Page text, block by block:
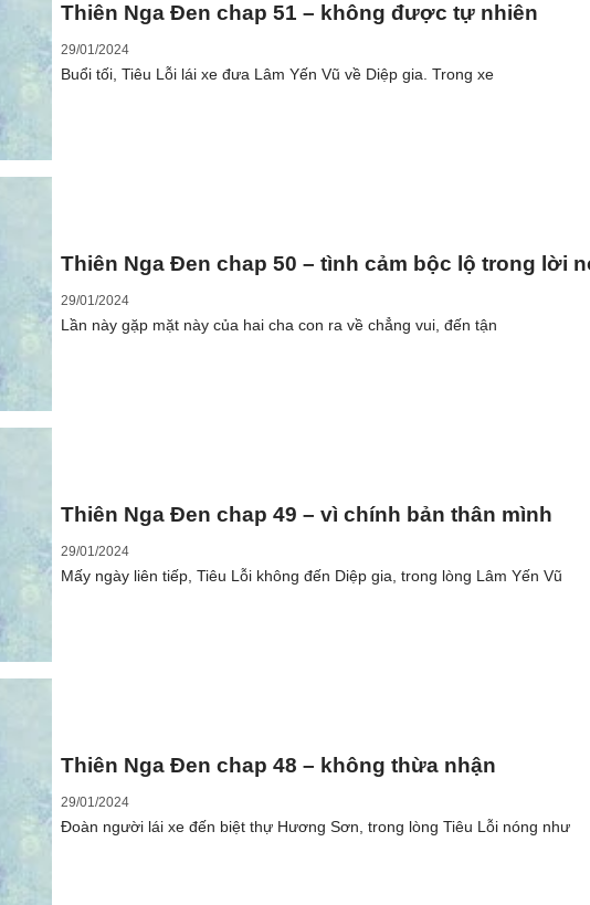
Thiên Nga Đen chap 51 – không được tự nhiên
29/01/2024
Buổi tối, Tiêu Lỗi lái xe đưa Lâm Yến Vũ về Diệp gia. Trong xe
Thiên Nga Đen chap 50 – tình cảm bộc lộ trong lời
29/01/2024
Lần này gặp mặt này của hai cha con ra về chẳng vui, đến tận
Thiên Nga Đen chap 49 – vì chính bản thân mình
29/01/2024
Mấy ngày liên tiếp, Tiêu Lỗi không đến Diệp gia, trong lòng Lâm Yến Vũ
Thiên Nga Đen chap 48 – không thừa nhận
29/01/2024
Đoàn người lái xe đến biệt thự Hương Sơn, trong lòng Tiêu Lỗi nóng như